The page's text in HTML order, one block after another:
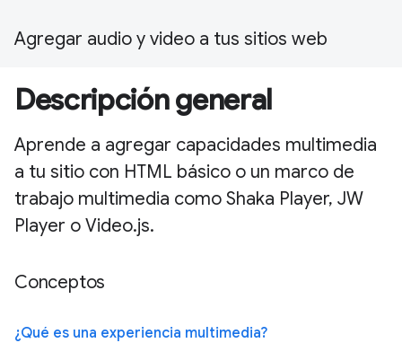
Agregar audio y video a tus sitios web
Descripción general
Aprende a agregar capacidades multimedia
a tu sitio con HTML básico o un marco de
trabajo multimedia como Shaka Player, JW
Player o Video.js.
Conceptos
¿Qué es una experiencia multimedia?